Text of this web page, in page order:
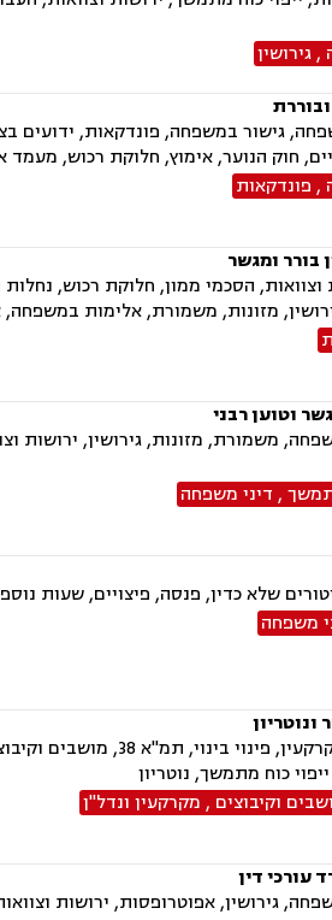
,גירושין
גישור במשפחה, פונדקאות, ידועים
חוק הנוער, אימוץ, חלוקת רכוש,
, פונדקאות
בורר ומגשר
הסכמי ממון, חלוקת רכוש,
מזונות, משמורת, אלימות
וטוען רבני
משמורת, מזונות, גירושין, ירושות
, דיני משפחה
שלא כדין, פנסה, פיצויים, שעות
משפחה
המשרד עוסק בתחומים:
כוח מתמשך, נוטריון
וקיבוצים , מקרקעין ונדל"ן
עורכי דין
גירושין, אפוטרופסות, ירושות